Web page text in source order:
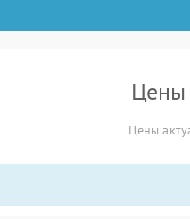
Цены
Цены